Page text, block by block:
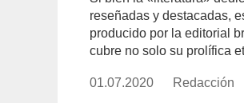
reseñadas y destacadas,
producido por la editorial
cubre no solo su prolífica
Publicado
01.07.2020 https://
Redacción